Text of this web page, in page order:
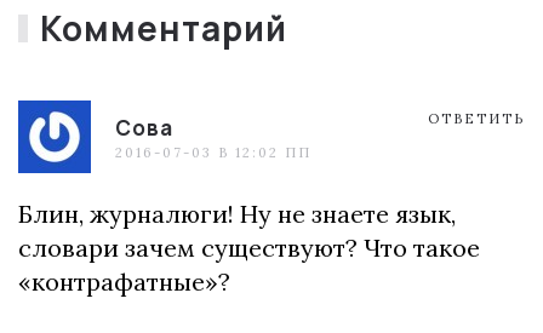
Комментарий
Сова
2016-07-03 В 12:02 ПП
ОТВЕТИТЬ
Блин, журналюги! Ну не знаете язык,
словари зачем существуют? Что такое
«контрафатные»?